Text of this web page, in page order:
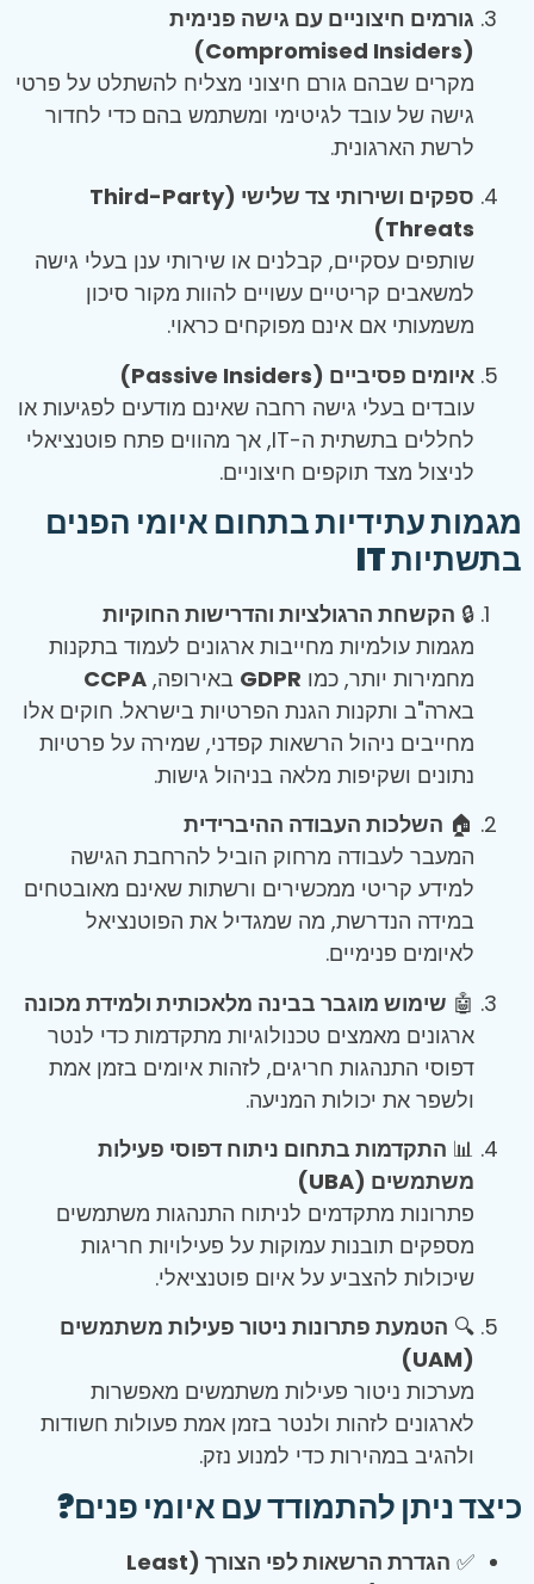
גורמים חיצוניים עם גישה פנימית
(Compromised Insiders)
מקרים שבהם גורם חיצוני מצליח להשתלט על פרטי
גישה של עובד לגיטימי ומשתמש בהם כדי לחדור
לרשת הארגונית.
ספקים ושירותי צד שלישי (Third-Party
Threats)
שותפים עסקיים, קבלנים או שירותי ענן בעלי גישה
למשאבים קריטיים עשויים להוות מקור סיכון
משמעותי אם אינם מפוקחים כראוי.
איומים פסיביים (Passive Insiders)
עובדים בעלי גישה רחבה שאינם מודעים לפגיעות או
לחללים בתשתית ה-IT, אך מהווים פתח פוטנציאלי
לניצול מצד תוקפים חיצוניים.
מגמות עתידיות בתחום איומי הפנים
בתשתיות IT
🔒 הקשחת הרגולציות והדרישות החוקיות
מגמות עולמיות מחייבות ארגונים לעמוד בתקנות
מחמירות יותר, כמו GDPR באירופה, CCPA
בארה"ב ותקנות הגנת הפרטיות בישראל. חוקים אלו
מחייבים ניהול הרשאות קפדני, שמירה על פרטיות
נתונים ושקיפות מלאה בניהול גישות.
🏠 השלכות העבודה ההיברידית
המעבר לעבודה מרחוק הוביל להרחבת הגישה
למידע קריטי ממכשירים ורשתות שאינם מאובטחים
במידה הנדרשת, מה שמגדיל את הפוטנציאל
לאיומים פנימיים.
🤖 שימוש מוגבר בבינה מלאכותית ולמידת מכונה
ארגונים מאמצים טכנולוגיות מתקדמות כדי לנטר
דפוסי התנהגות חריגים, לזהות איומים בזמן אמת
ולשפר את יכולות המניעה.
📊 התקדמות בתחום ניתוח דפוסי פעילות
משתמשים (UBA)
פתרונות מתקדמים לניתוח התנהגות משתמשים
מספקים תובנות עמוקות על פעילויות חריגות
שיכולות להצביע על איום פוטנציאלי.
🔍 הטמעת פתרונות ניטור פעילות משתמשים
(UAM)
מערכות ניטור פעילות משתמשים מאפשרות
לארגונים לזהות ולנטר בזמן אמת פעולות חשודות
ולהגיב במהירות כדי למנוע נזק.
כיצד ניתן להתמודד עם איומי פנים?
✅
הגדרת הרשאות לפי הצורך (Least